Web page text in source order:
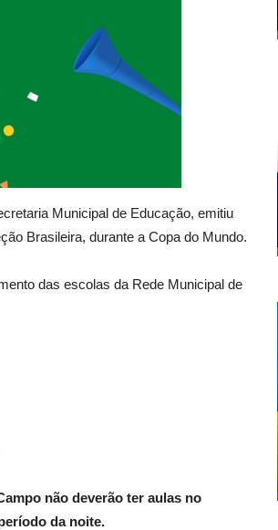
Municipal de Educação, emitiu
Brasileira, durante a Copa do Mundo.
das escolas da Rede Municipal de
não deverão ter aulas no
da noite.